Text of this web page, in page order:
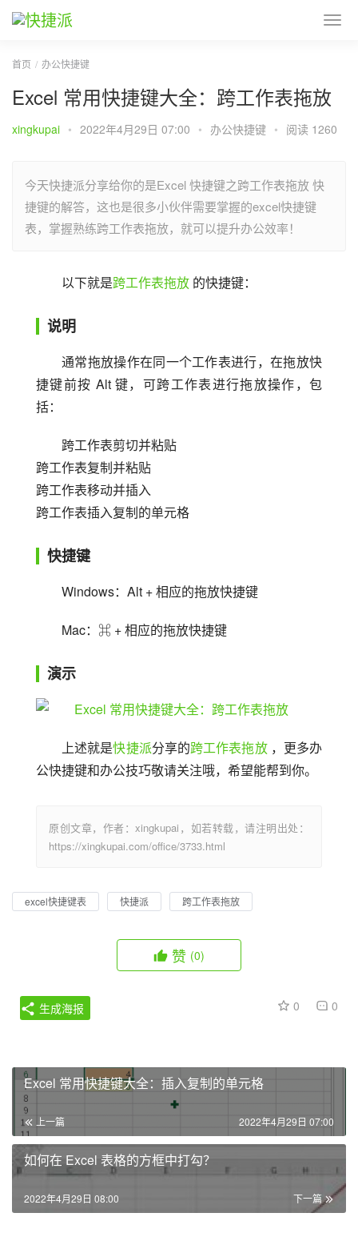
首页 办公快捷键
Excel 常用快捷键大全：跨工作表拖放
xingkupai • 2022年4月29日 07:00 • 办公快捷键 • 阅读 1260
今天快捷派分享给你的是Excel 快捷键之跨工作表拖放 快
捷键的解答，这也是很多小伙伴需要掌握的excel快捷键
表，掌握熟练跨工作表拖放，就可以提升办公效率！
以下就是跨工作表拖放 的快捷键：
说明
通常拖放操作在同一个工作表进行，在拖放快
捷键前按 Alt 键，可跨工作表进行拖放操作，包
括：
跨工作表剪切并粘贴
跨工作表复制并粘贴
跨工作表移动并插入
跨工作表插入复制的单元格
快捷键
Windows：Alt + 相应的拖放快捷键
Mac：⌘ + 相应的拖放快捷键
演示
上述就是快捷派分享的跨工作表拖放 ，更多办
公快捷键和办公技巧敬请关注哦，希望能帮到你。
原创文章，作者：xingkupai，如若转载，请注明出处：
https://xingkupai.com/office/3733.html
excel快捷键表 快捷派 跨工作表拖放
赞 (0)
0 0
生成海报
Excel 常用快捷键大全：插入复制的单元格
上一篇 2022年4月29日 07:00
如何在 Excel 表格的方框中打勾？
下一篇
2022年4月29日 08:00